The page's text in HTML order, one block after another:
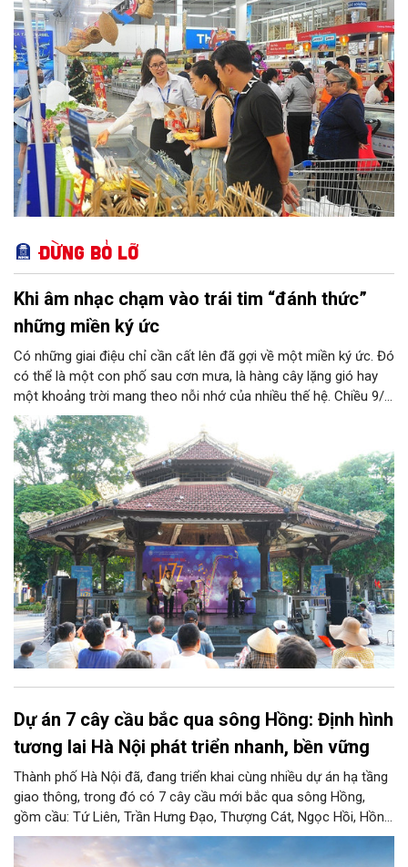
vực bảo vệ quyền lợi người tiêu dùng có nhiều nội dung quan
trọng được phân cấp cho địa phương, góp phần đưa hoạt động
hỗ trợ người tiêu dùng đến gần người dân hơn.
Đừng bỏ lỡ
Khi âm nhạc chạm vào trái tim “đánh thức”
những miền ký ức
Có những giai điệu chỉ cần cất lên đã gợi về một miền ký ức. Đó
có thể là một con phố sau cơn mưa, là hàng cây lặng gió hay
một khoảng trời mang theo nỗi nhớ của nhiều thế hệ. Chiều 9/8,
tại Nhà Bát Giác - Vườn hoa Lý Thái Tổ, chương trình “Âm nhạc
cuối tuần” sẽ mở ra một không gian như thế, nơi mỗi tác phẩm
trở thành một lát cắt tinh tế về vẻ đẹp của con người và đời
sống.
Dự án 7 cây cầu bắc qua sông Hồng: Định hình
tương lai Hà Nội phát triển nhanh, bền vững
Thành phố Hà Nội đã, đang triển khai cùng nhiều dự án hạ tầng
giao thông, trong đó có 7 cây cầu mới bắc qua sông Hồng,
gồm cầu: Tứ Liên, Trần Hưng Đạo, Thượng Cát, Ngọc Hồi, Hồng
Hà, Mễ Sở và Vân Phúc. 7 cây cầu này vừa giải bài toán hạ tầng
giao thông Thủ đô, vừa thể hiện tầm nhìn chiến lược và cuộc